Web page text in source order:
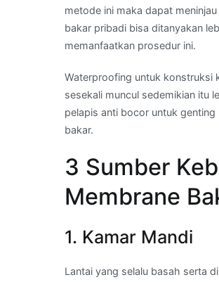
metode ini maka dapat
bakar pribadi bisa ditanyakan
memanfaatkan prosedur ini.
Waterproofing untuk konstruksi
sesekali muncul sedemikian itu
pelapis anti bocor untuk
bakar.
3 Sumber
Membrane
1. Kamar Mandi
Lantai yang selalu basah serta